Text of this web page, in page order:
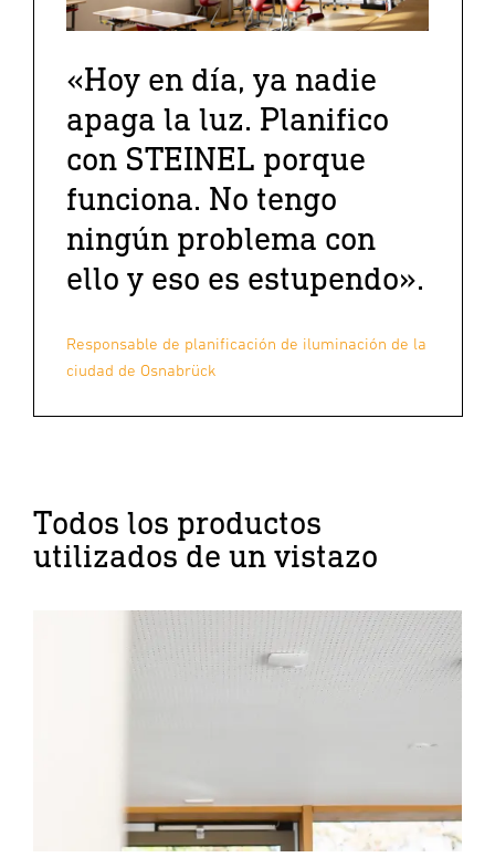
«Hoy en día, ya nadie
apaga la luz. Planifico
con STEINEL porque
funciona. No tengo
ningún problema con
ello y eso es estupendo».
Responsable de planificación de iluminación de la
ciudad de Osnabrück
Todos los productos
utilizados de un vistazo